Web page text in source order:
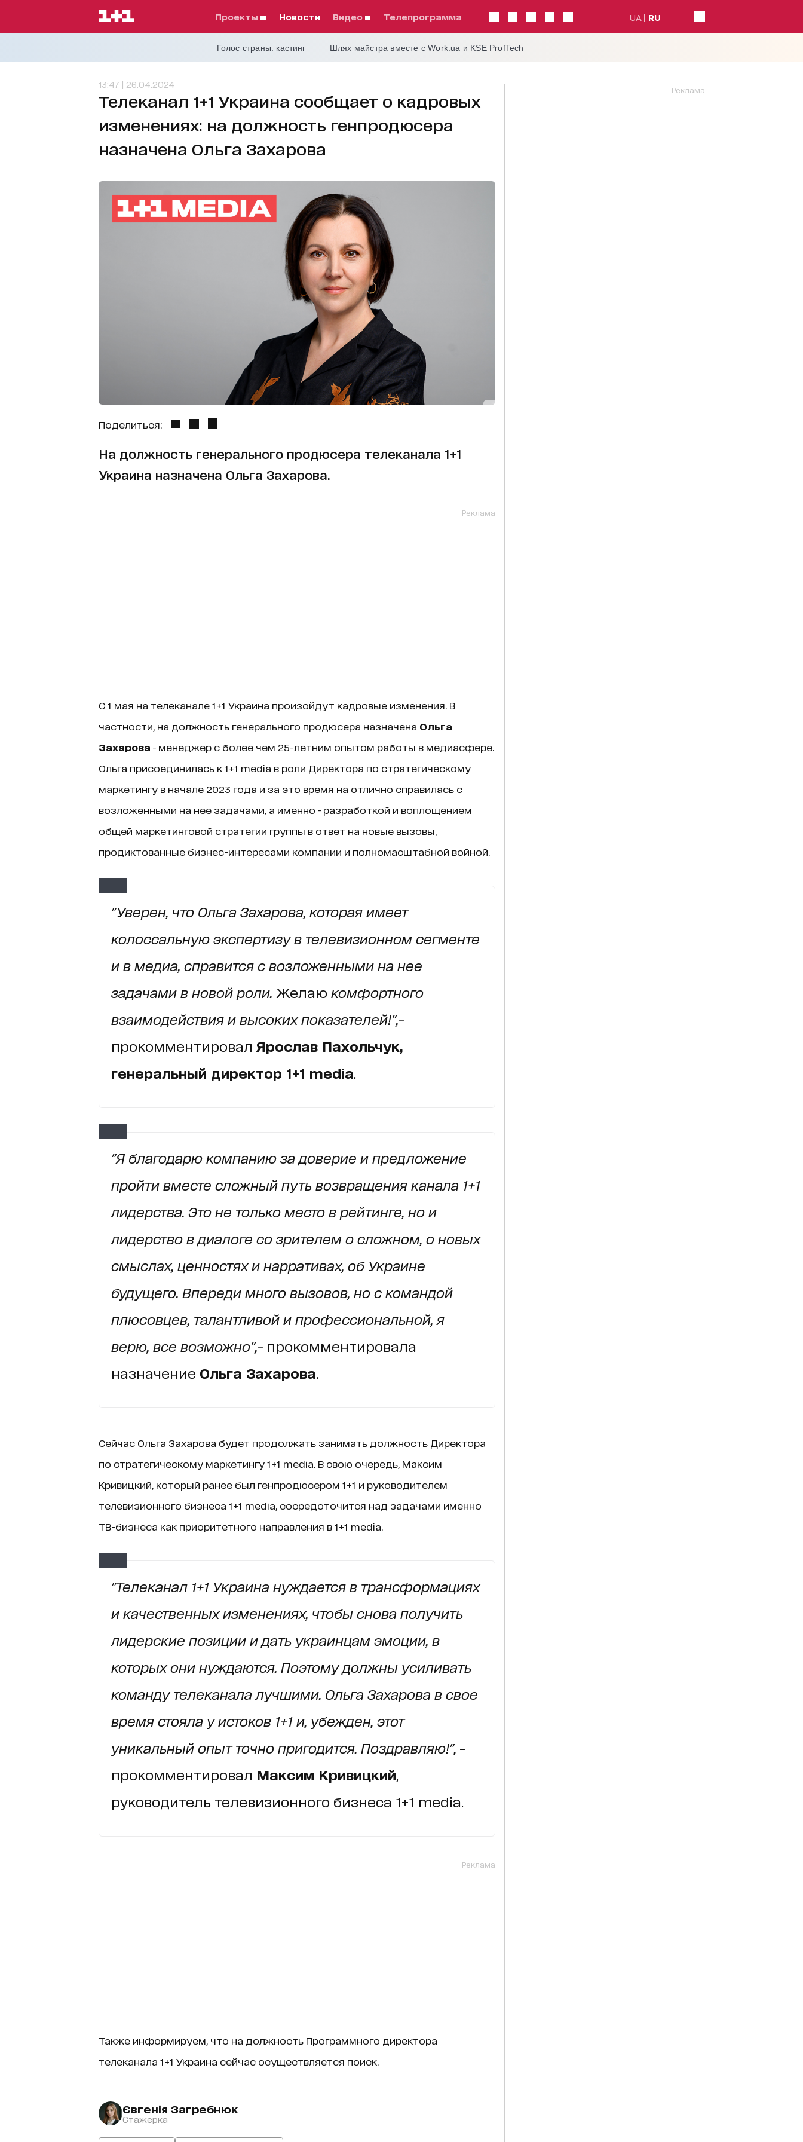
проекты Новости видео телепрограмма UA RU
Голос страны: кастинг Шлях майстра вместе с Work.ua и KSE ProfTech
13:47 | 26.04.2024
Телеканал 1+1 Украина сообщает о кадровых
изменениях: на должность генпродюсера
назначена Ольга Захарова
Поделиться:
На должность генерального продюсера телеканала 1+1
Украина назначена Ольга Захарова.
Реклама
С 1 мая на телеканале 1+1 Украина произойдут кадровые изменения. В
частности, на должность генерального продюсера назначена Ольга
Захарова - менеджер с более чем 25-летним опытом работы в медиасфере.
Ольга присоединилась к 1+1 media в роли Директора по стратегическому
маркетингу в начале 2023 года и за это время на отлично справилась с
возложенными на нее задачами, а именно - разработкой и воплощением
общей маркетинговой стратегии группы в ответ на новые вызовы,
продиктованные бизнес-интересами компании и полномасштабной войной.
"Уверен, что Ольга Захарова, которая имеет
колоссальную экспертизу в телевизионном сегменте
и в медиа, справится с возложенными на нее
задачами в новой роли. Желаю комфортного
взаимодействия и высоких показателей!",-
прокомментировал Ярослав Пахольчук,
генеральный директор 1+1 media
"Я благодарю компанию за доверие и предложение
пройти вместе сложный путь возвращения канала 1+1
лидерства. Это не только место в рейтинге, но и
лидерство в диалоге со зрителем о сложном, о новых
смыслах, ценностях и нарративах, об Украине
будущего. Впереди много вызовов, но с командой
плюсовцев, талантливой и профессиональной, я
верю, все возможно",- прокомментировала
назначение Ольга Захарова
Сейчас Ольга Захарова будет продолжать занимать должность Директора
по стратегическому маркетингу 1+1 media. В свою очередь, Максим
Кривицкий, который ранее был генпродюсером 1+1 и руководителем
телевизионного бизнеса 1+1 media, сосредоточится над задачами именно
ТВ-бизнеса как приоритетного направления в 1+1 media.
"Телеканал 1+1 Украина нуждается в трансформациях
и качественных изменениях, чтобы снова получить
лидерские позиции и дать украинцам эмоции, в
которых они нуждаются. Поэтому должны усиливать
команду телеканала лучшими. Ольга Захарова в свое
время стояла у истоков 1+1 и, убежден, этот
уникальный опыт точно пригодится. Поздравляю!", -
прокомментировал Максим Кривицкий
руководитель телевизионного бизнеса 1+1 media.
Реклама
Также информируем, что на должность Программного директора
телеканала 1+1 Украина сейчас осуществляется поиск.
Євгенія Загребнюк
Стажерка
Реклама